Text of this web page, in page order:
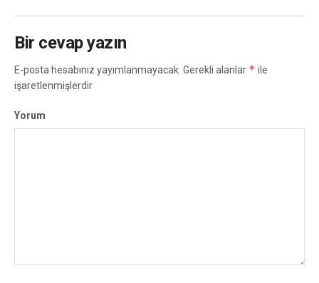
Bir cevap yazın
E-posta hesabınız yayımlanmayacak. Gerekli alanlar * ile
işaretlenmişlerdir
Yorum